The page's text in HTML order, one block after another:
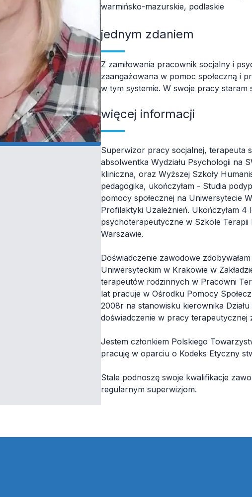
warmińsko-mazurskie, podlaskie
jednym zdaniem
Z zamiłowania pracownik socjalny i
zaangażowana w pomoc społeczną i
w tym systemie. W swoje pracy staram
więcej informacji
Superwizor pracy socjalnej, terapeuta
absolwentka Wydziału Psychologii na
kliniczna, oraz Wyższej Szkoły
pedagogika, ukończyłam - Studia
pomocy społecznej na Uniwersytecie
Profilaktyki Uzależnień. Ukończyłam 4
psychoterapeutyczne w Szkole
Warszawie.
Doświadczenie zawodowe
Uniwersyteckim w Krakowie w
terapeutów rodzinnych w Pracowni
lat pracuje w Ośrodku Pomocy
2008r na stanowisku kierownika
doświadczenie w pracy terapeutycznej
Jestem członkiem Polskiego
pracuję w oparciu o Kodeks Etyczny
Stale podnoszę swoje kwalifikacje
regularnym superwizjom.